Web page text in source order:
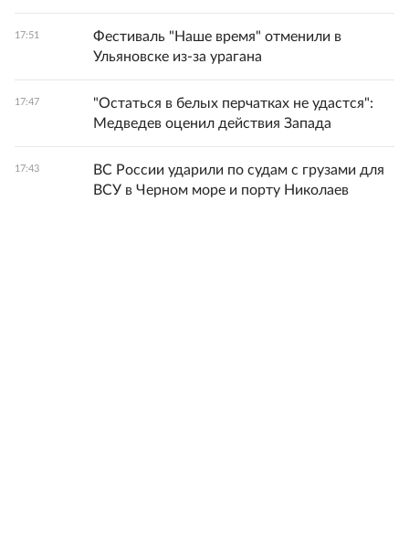
17:51
Фестиваль "Наше время" отменили в
Ульяновске из-за урагана
17:47
"Остаться в белых перчатках не удастся":
Медведев оценил действия Запада
17:43
ВС России ударили по судам с грузами для
ВСУ в Черном море и порту Николаев